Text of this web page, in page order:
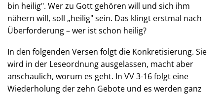
bin heilig". Wer zu Gott gehören will und sich ihm
nähern will, soll „heilig" sein. Das klingt erstmal nach
Überforderung – wer ist schon heilig?
In den folgenden Versen folgt die Konkretisierung. Sie
wird in der Leseordnung ausgelassen, macht aber
anschaulich, worum es geht. In VV 3-16 folgt eine
Wiederholung der zehn Gebote und es werden ganz